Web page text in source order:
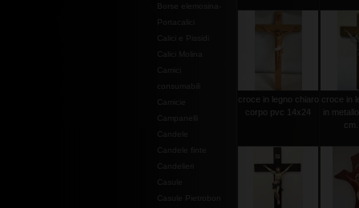
Borse elemosina-
Portacalici
Calici e Pissidi
Calici Molina
Campanelli
Candele
Candele finte
Candelieri
Casule
Casule Pietrobon
croce in legno chiaro
corpo pvc 14x24
croce in
in